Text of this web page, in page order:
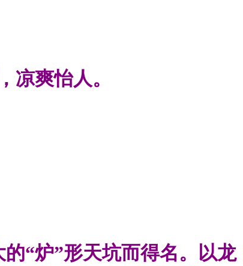
凉爽怡人。
“炉”形天坑而得名。以龙